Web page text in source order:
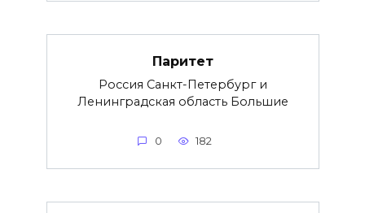
Паритет
Россия Санкт-Петербург и
Ленинградская область Большие
0 182